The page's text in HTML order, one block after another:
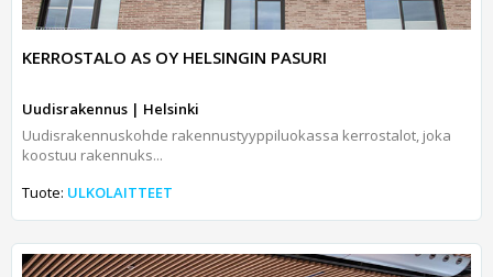
KERROSTALO AS OY HELSINGIN PASURI
Uudisrakennus | Helsinki
Uudisrakennuskohde rakennustyyppiluokassa kerrostalot, joka
koostuu rakennuks...
Tuote: ULKOLAITTEET